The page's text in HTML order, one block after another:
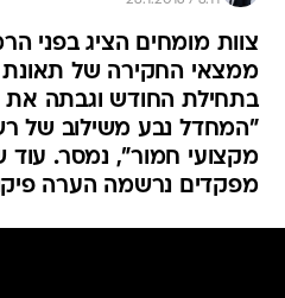
צוות מומחים הציג בפני
ממצאי החקירה של תאונת
בתחילת החודש וגבתה את
"המחדל נבע משילוב של
מקצועי חמור", נמסר. עוד
מפקדים נרשמה הערה